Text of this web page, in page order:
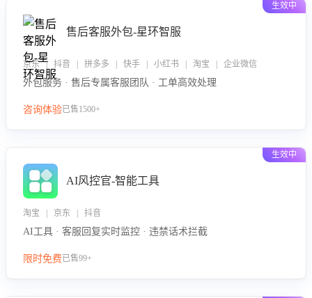
生效中
售后客服外包-星环智服
京东 | 抖音 | 拼多多 | 快手 | 小红书 | 淘宝 | 企业微信
外包服务 · 售后专属客服团队 · 工单高效处理
咨询体验已售1500+
生效中
AI风控官-智能工具
淘宝 | 京东 | 抖音
AI工具 · 客服回复实时监控 · 违禁话术拦截
限时免费已售99+